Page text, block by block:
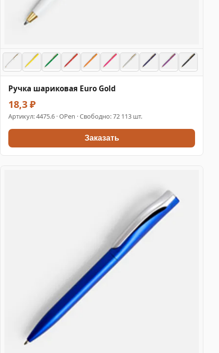
Ручка шариковая Euro Gold
18,3 ₽
Артикул:4475.6 · OPen · Свободно: 72 113 шт.
Заказать